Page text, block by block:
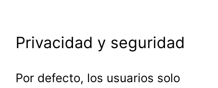
Privacidad y seguridad
Por defecto, los usuarios solo